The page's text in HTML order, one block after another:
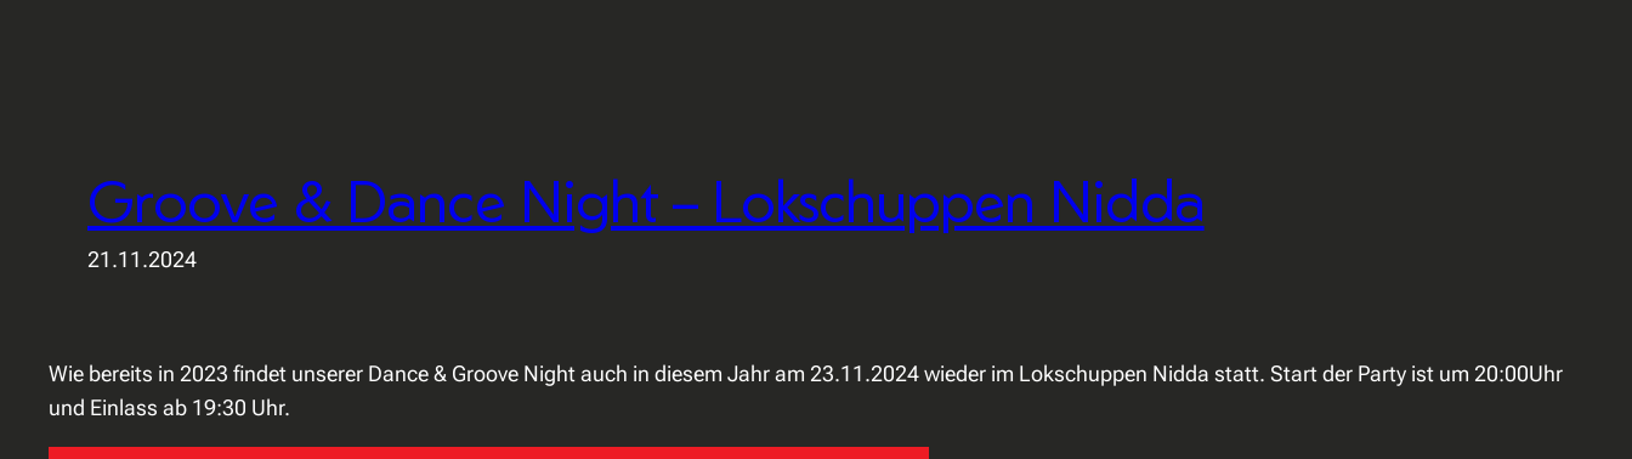
Groove & Dance Night – Lokschuppen Nidda
21.11.2024
Wie bereits in 2023 findet unserer Dance & Groove Night auch in diesem Jahr am 23.11.2024 wieder im Lokschuppen Nidda statt. Start der Party ist um 20:00Uhr
und Einlass ab 19:30 Uhr.